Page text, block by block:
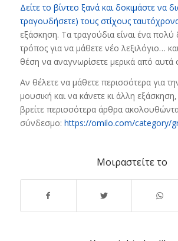
Δείτε το βίντεο ξανά και δοκιμάστε να
τραγουδήσετε) τους στίχους
εξάσκηση. Τα τραγούδια είναι ένα πολύ
τρόπος για να μάθετε νέο λεξιλόγιο…
θέση να αναγνωρίσετε μερικά από αυτά
Αν θέλετε να μάθετε περισσότερα για
μουσική και να κάνετε κι άλλη
βρείτε περισσότερα άρθρα
σύνδεσμο: https://omilo.com/category/
Μοιραστείτε το